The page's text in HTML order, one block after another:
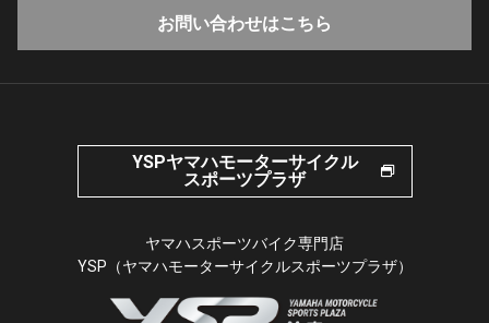
お問い合わせはこちら
YSPヤマハモーターサイクル
スポーツプラザ
ヤマハスポーツバイク専門店
YSP（ヤマハモーターサイクルスポーツプラザ）